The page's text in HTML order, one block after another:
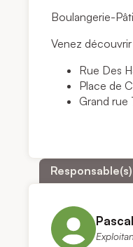
Boulangerie-
Venez
Rue Des
Place de
Grand rue